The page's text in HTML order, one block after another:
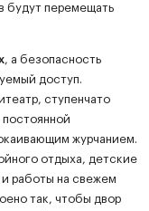
будут перемещать
, а безопасность
доступ.
ступенчато
журчанием.
отдыха, детские
работы на свежем
так, чтобы двор